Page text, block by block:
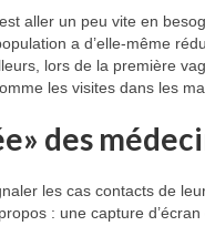
aller un peu vite en
a d’elle-même
lors de la première
les visites dans les
des
les cas contacts de
: une capture d’écran